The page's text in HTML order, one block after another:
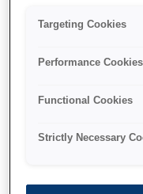
Re-export
Targeting Cookies
Performance Cookies
Functional Cookies
Strictly Necessary